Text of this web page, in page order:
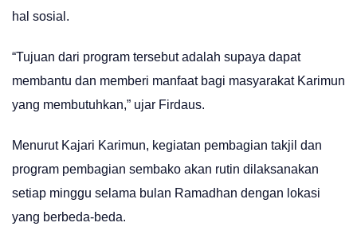
hal sosial.
“Tujuan dari program tersebut adalah supaya dapat
membantu dan memberi manfaat bagi masyarakat Karimun
yang membutuhkan,” ujar Firdaus.
Menurut Kajari Karimun, kegiatan pembagian takjil dan
program pembagian sembako akan rutin dilaksanakan
setiap minggu selama bulan Ramadhan dengan lokasi
yang berbeda-beda.